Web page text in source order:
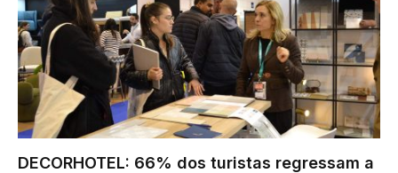
DECORHOTEL: 66% dos turistas regressam a